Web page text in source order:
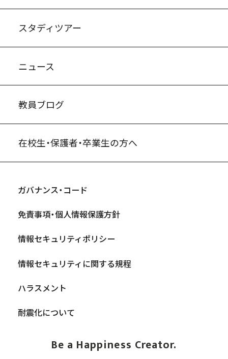
Be a Happiness Creator.
スタディツアー
ニュース
教員ブログ
在校生・保護者・卒業生の方へ
ガバナンス・コード
免責事項・個人情報保護方針
情報セキュリティポリシー
情報セキュリティに関する規程
ハラスメント
耐震化について